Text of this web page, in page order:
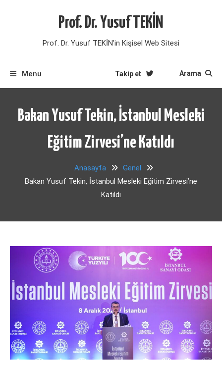
Prof. Dr. Yusuf TEKİN
Prof. Dr. Yusuf TEKİN'in Kişisel Web Sitesi
Menu Takip et Arama
Bakan Yusuf Tekin, İstanbul Mesleki
Eğitim Zirvesi’ne Katıldı
Anasayfa
Genel
Bakan Yusuf Tekin, İstanbul Mesleki Eğitim Zirvesi’ne
Katıldı